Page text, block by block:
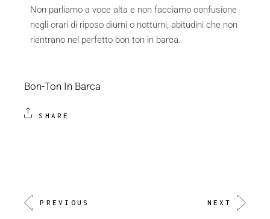
Non parliamo a voce alta e non facciamo confusione
negli orari di riposo diurni o notturni, abitudini che non
rientrano nel perfetto bon ton in barca.
Bon-Ton In Barca
SHARE
PREVIOUS NEXT